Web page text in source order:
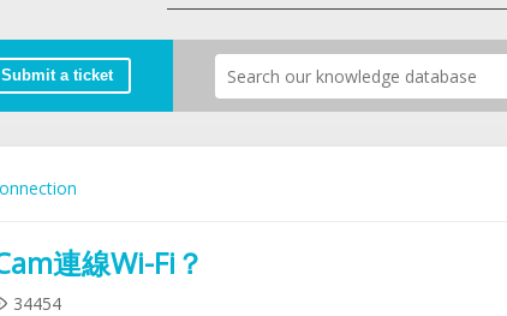
Submit a ticket
連線Wi-Fi？
34454